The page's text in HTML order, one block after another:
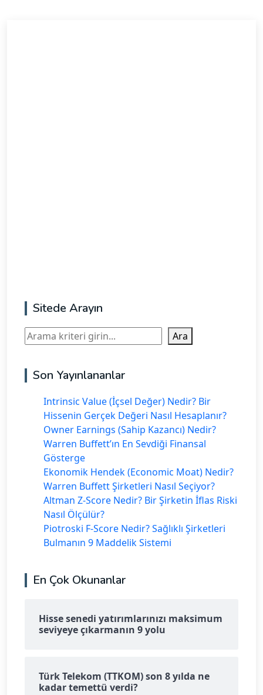
Sitede Arayın
Ara Ara
Son Yayınlananlar
Intrinsic Value (İçsel Değer) Nedir? Bir
Hissenin Gerçek Değeri Nasıl Hesaplanır?
Owner Earnings (Sahip Kazancı) Nedir?
Warren Buffett’ın En Sevdiği Finansal
Gösterge
Ekonomik Hendek (Economic Moat) Nedir?
Warren Buffett Şirketleri Nasıl Seçiyor?
Altman Z-Score Nedir? Bir Şirketin İflas Riski
Nasıl Ölçülür?
Piotroski F-Score Nedir? Sağlıklı Şirketleri
Bulmanın 9 Maddelik Sistemi
En Çok Okunanlar
Hisse senedi yatırımlarınızı maksimum
seviyeye çıkarmanın 9 yolu
Türk Telekom (TTKOM) son 8 yılda ne
kadar temettü verdi?